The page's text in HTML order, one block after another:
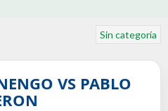
Sin categoría
VS PABLO